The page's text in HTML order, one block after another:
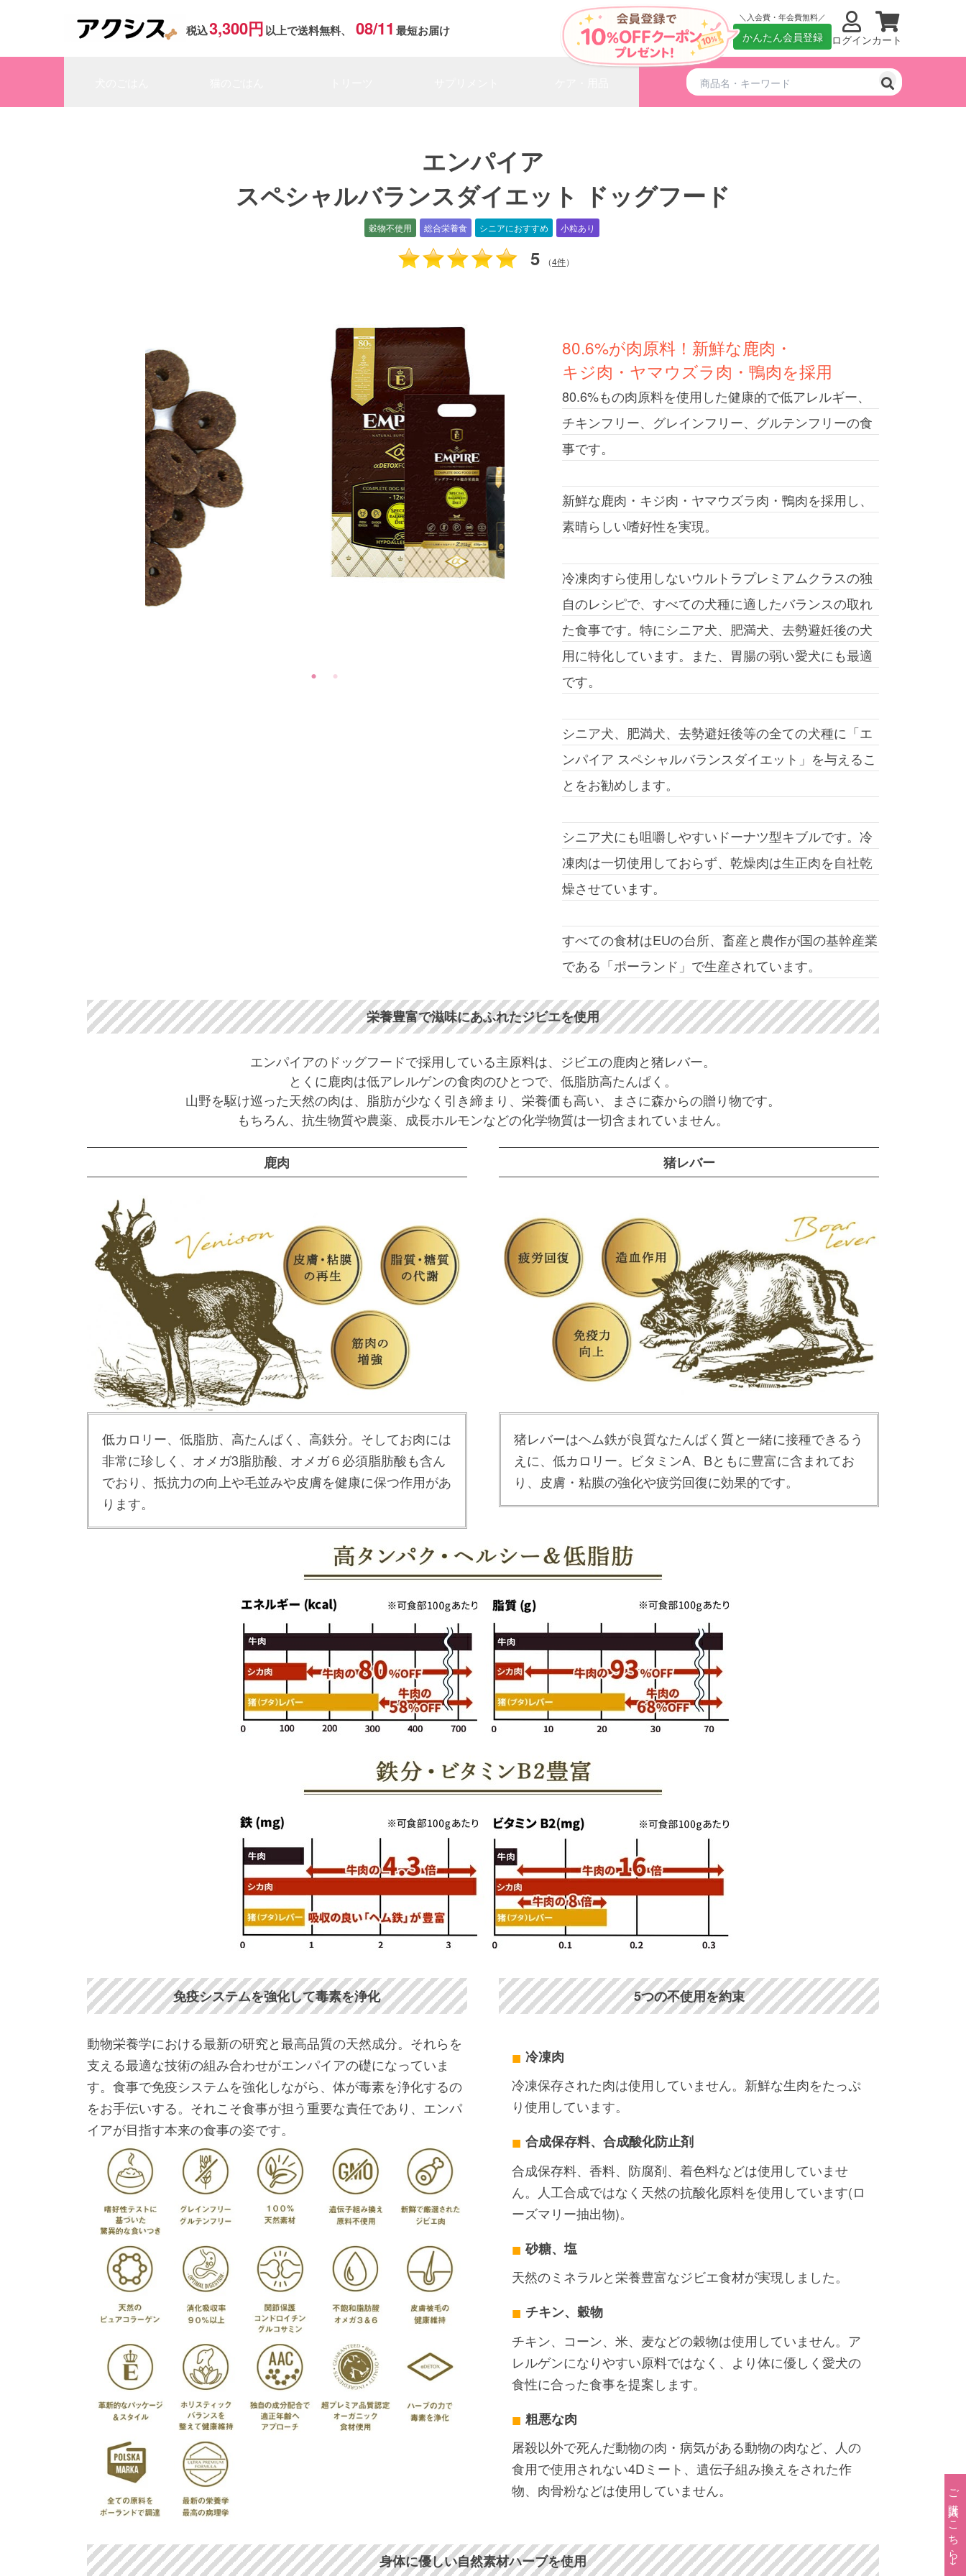
税込3,300円以上で送料無料、 08/11 最短お届け
入会費・年会費無料
かんたん会員登録 ログインカート
ご購入はこちら→
エンパイア
スペシャルバランスダイエット ドッグフード
穀物不使用 総合栄養食 シニアにおすすめ 小粒あり
5 （4件）
80.6%が肉原料！新鮮な鹿肉・
キジ肉・ヤマウズラ肉・鴨肉を採用
80.6%もの肉原料を使用した健康的で低アレルギー、
チキンフリー、グレインフリー、グルテンフリーの食
事です。
新鮮な鹿肉・キジ肉・ヤマウズラ肉・鴨肉を採用し、
素晴らしい嗜好性を実現。
冷凍肉すら使用しないウルトラプレミアムクラスの独
自のレシピで、すべての犬種に適したバランスの取れ
た食事です。特にシニア犬、肥満犬、去勢避妊後の犬
用に特化しています。また、胃腸の弱い愛犬にも最適
です。
シニア犬、肥満犬、去勢避妊後等の全ての犬種に「エ
ンパイア スペシャルバランスダイエット」を与えるこ
とをお勧めします。
シニア犬にも咀嚼しやすいドーナツ型キブルです。冷
凍肉は一切使用しておらず、乾燥肉は生正肉を自社乾
燥させています。
すべての食材はEUの台所、畜産と農作が国の基幹産業
である「ポーランド」で生産されています。
栄養豊富で滋味にあふれたジビエを使用
エンパイアのドッグフードで採用している主原料は、ジビエの鹿肉と猪レバー。
とくに鹿肉は低アレルゲンの食肉のひとつで、低脂肪高たんぱく。
山野を駆け巡った天然の肉は、脂肪が少なく引き締まり、栄養価も高い、まさに森からの贈り物です。
もちろん、抗生物質や農薬、成長ホルモンなどの化学物質は一切含まれていません。
鹿肉
低カロリー、低脂肪、高たんぱく、高鉄分。そしてお肉には
非常に珍しく、オメガ3脂肪酸、オメガ６必須脂肪酸も含ん
でおり、抵抗力の向上や毛並みや皮膚を健康に保つ作用があ
ります。
猪レバー
猪レバーはヘム鉄が良質なたんぱく質と一緒に接種できるう
えに、低カロリー。ビタミンA、Bともに豊富に含まれてお
り、皮膚・粘膜の強化や疲労回復に効果的です。
免疫システムを強化して毒素を浄化
動物栄養学における最新の研究と最高品質の天然成分。それらを
支える最適な技術の組み合わせがエンパイアの礎になっていま
す。食事で免疫システムを強化しながら、体が毒素を浄化するの
をお手伝いする。それこそ食事が担う重要な責任であり、エンパ
イアが目指す本来の食事の姿です。
5つの不使用を約束
冷凍肉
冷凍保存された肉は使用していません。新鮮な生肉をたっぷ
り使用しています。
合成保存料、合成酸化防止剤
合成保存料、香料、防腐剤、着色料などは使用していませ
ん。人工合成ではなく天然の抗酸化原料を使用しています(ロ
ーズマリー抽出物)。
砂糖、塩
天然のミネラルと栄養豊富なジビエ食材が実現しました。
チキン、穀物
チキン、コーン、米、麦などの穀物は使用していません。ア
レルゲンになりやすい原料ではなく、より体に優しく愛犬の
食性に合った食事を提案します。
粗悪な肉
屠殺以外で死んだ動物の肉・病気がある動物の肉など、人の
食用で使用されない4Dミート、遺伝子組み換えをされた作
物、肉骨粉などは使用していません。
身体に優しい自然素材ハーブを使用